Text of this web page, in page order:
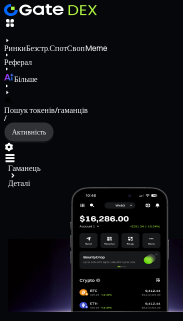
РинкиБезстр.СпотСвопMeme
Реферал
Більше
Пошук токенів/гаманців
/
Активність
Гаманець
Деталі